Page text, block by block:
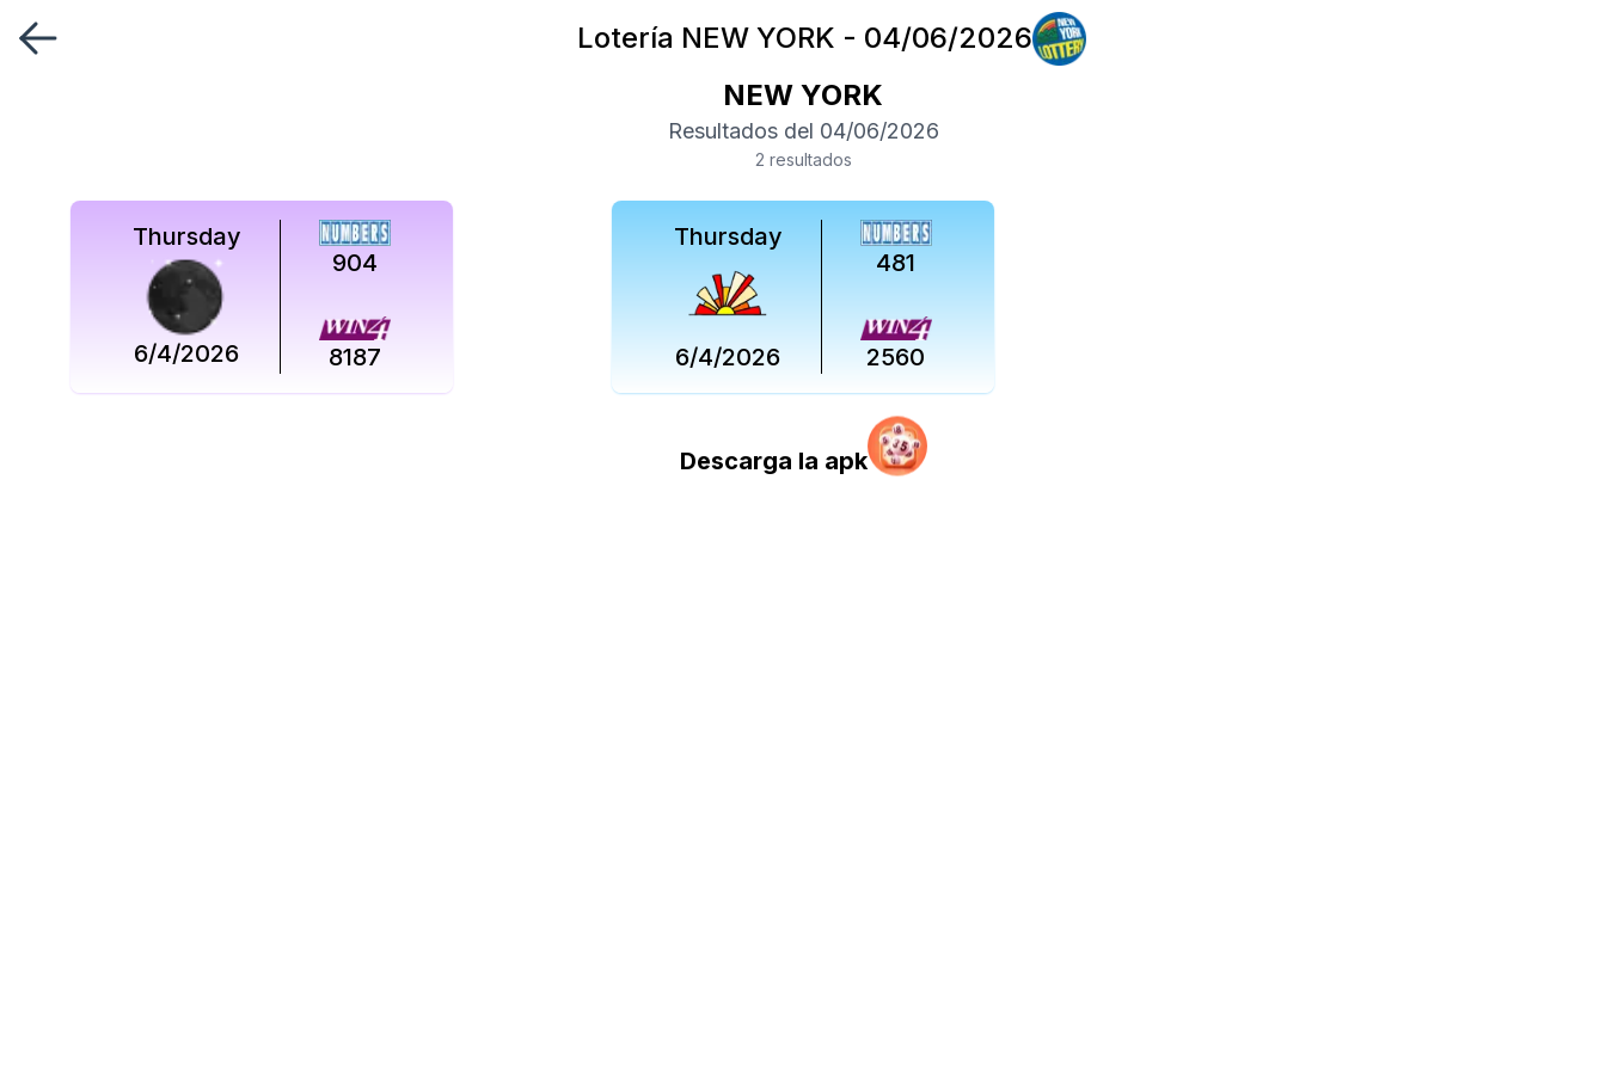
Síguenos
Lotería NEW YORK - 04/06/2026
NEW YORK
Resultados del 04/06/2026
2 resultados
Thursday
6/4/2026
904
8187
Thursday
6/4/2026
481
2560
Descarga la apk